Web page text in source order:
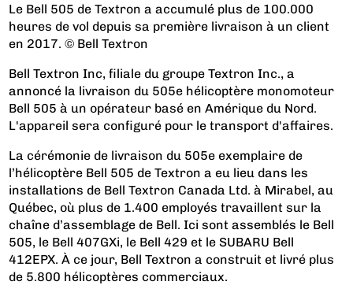
Le Bell 505 de Textron a accumulé plus de 100.000
heures de vol depuis sa première livraison à un client
en 2017. © Bell Textron
Bell Textron Inc, filiale du groupe Textron Inc., a
annoncé la livraison du 505e hélicoptère monomoteur
Bell 505 à un opérateur basé en Amérique du Nord.
L'appareil sera configuré pour le transport d'affaires.
La cérémonie de livraison du 505e exemplaire de
l’hélicoptère Bell 505 de Textron a eu lieu dans les
installations de Bell Textron Canada Ltd. à Mirabel, au
Québec, où plus de 1.400 employés travaillent sur la
chaîne d’assemblage de Bell. Ici sont assemblés le Bell
505, le Bell 407GXi, le Bell 429 et le SUBARU Bell
412EPX. À ce jour, Bell Textron a construit et livré plus
de 5.800 hélicoptères commerciaux.